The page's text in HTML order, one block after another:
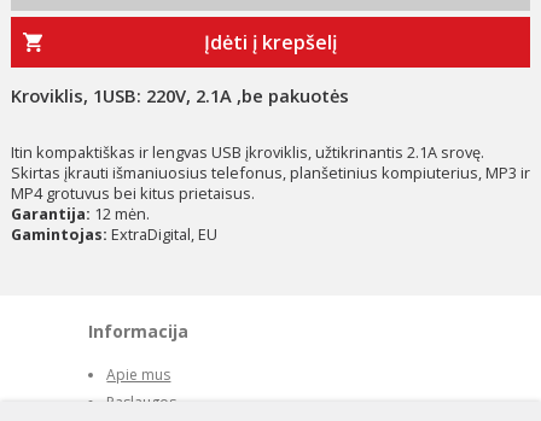
Įdėti į krepšelį
Kroviklis, 1USB: 220V, 2.1A ,be pakuotės
Itin kompaktiškas ir lengvas USB įkroviklis, užtikrinantis 2.1A srovę.
Skirtas įkrauti išmaniuosius telefonus, planšetinius kompiuterius, MP3 ir
MP4 grotuvus bei kitus prietaisus.
Garantija: 12 mėn.
Gamintojas: ExtraDigital, EU
Informacija
Apie mus
Paslaugos